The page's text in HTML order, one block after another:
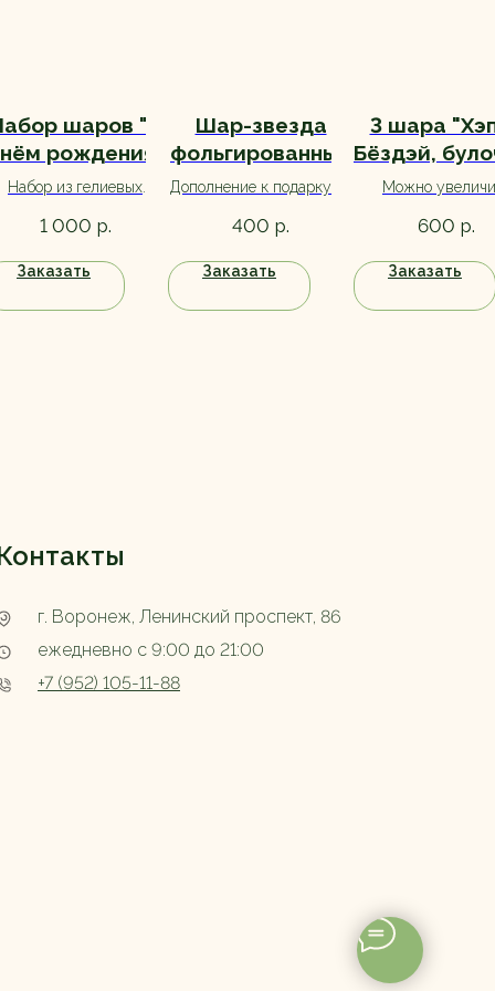
шаров "С
рождения"
с
Набор из гелиевых
для долгого полета.
1 000 р.
Заказать
Шар-звезда
фольгированный
"Пудра"
Дополнение к подарку на
выбор, ассортимент
400 р.
Заказать
3 шара
Бёздэй,
Можно
уточняйте
600 р.
Заказать
г. Воронеж, Ленинский проспект, 86
+7 (952) 105-11-88
ежедневно с 9:00 до 21:00